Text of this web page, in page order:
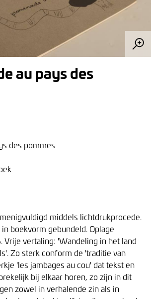
au pays des
des pommes
middels lichtdrukprocede.
boekvorm gebundeld. Oplage
Vrije vertaling: 'Wandeling in het land
Zo sterk conform de 'traditie van
'les jambages au cou' dat tekst en
bij elkaar horen, zo zijn in dit
zowel in verhalende zin als in